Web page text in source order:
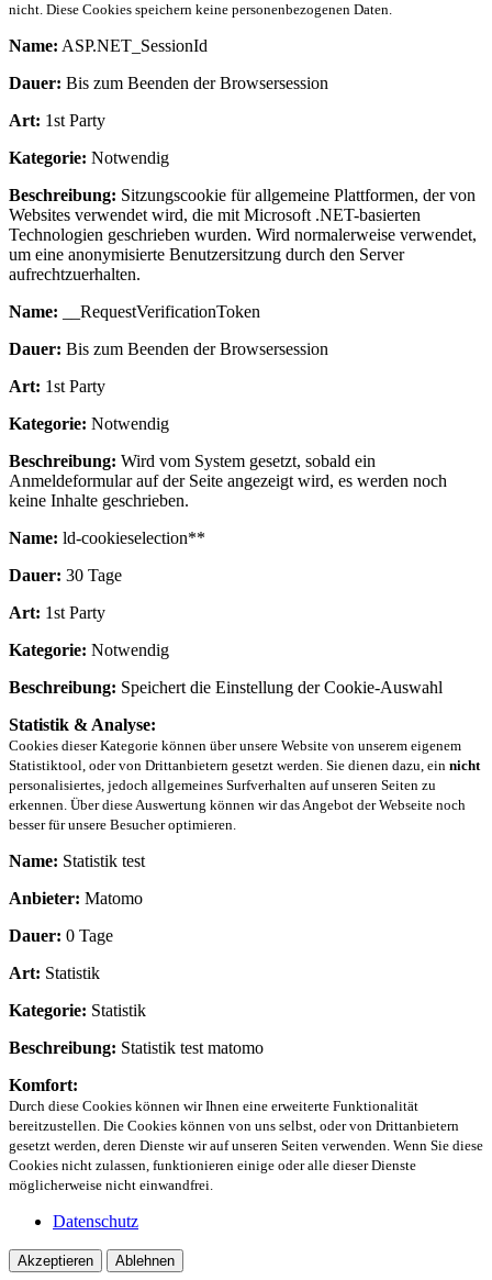
nicht. Diese Cookies speichern keine personenbezogenen Daten.
Name: ASP.NET_SessionId
Dauer: Bis zum Beenden der Browsersession
Art: 1st Party
Kategorie: Notwendig
Beschreibung: Sitzungscookie für allgemeine Plattformen, der von
Websites verwendet wird, die mit Microsoft .NET-basierten
Technologien geschrieben wurden. Wird normalerweise verwendet,
um eine anonymisierte Benutzersitzung durch den Server
aufrechtzuerhalten.
Name: __RequestVerificationToken
Dauer: Bis zum Beenden der Browsersession
Art: 1st Party
Kategorie: Notwendig
Beschreibung: Wird vom System gesetzt, sobald ein
Anmeldeformular auf der Seite angezeigt wird, es werden noch
keine Inhalte geschrieben.
Name: ld-cookieselection**
Dauer: 30 Tage
Art: 1st Party
Kategorie: Notwendig
Beschreibung: Speichert die Einstellung der Cookie-Auswahl
Statistik & Analyse:
Cookies dieser Kategorie können über unsere Website von unserem eigenem
Statistiktool, oder von Drittanbietern gesetzt werden. Sie dienen dazu, ein nicht
personalisiertes, jedoch allgemeines Surfverhalten auf unseren Seiten zu
erkennen. Über diese Auswertung können wir das Angebot der Webseite noch
besser für unsere Besucher optimieren.
Name: Statistik test
Anbieter: Matomo
Dauer: 0 Tage
Art: Statistik
Kategorie: Statistik
Beschreibung: Statistik test matomo
Komfort:
Durch diese Cookies können wir Ihnen eine erweiterte Funktionalität
bereitzustellen. Die Cookies können von uns selbst, oder von Drittanbietern
gesetzt werden, deren Dienste wir auf unseren Seiten verwenden. Wenn Sie diese
Cookies nicht zulassen, funktionieren einige oder alle dieser Dienste
möglicherweise nicht einwandfrei.
Datenschutz
Akzeptieren Ablehnen